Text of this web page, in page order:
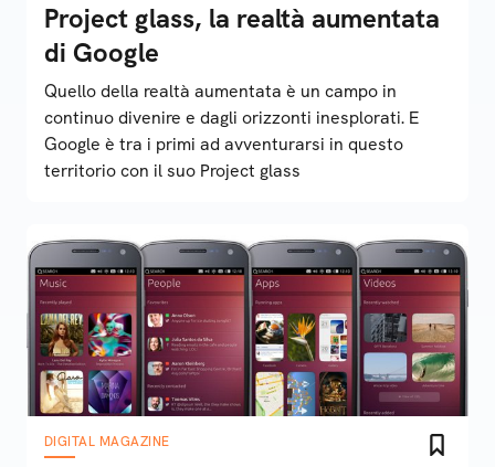
Project glass, la realtà aumentata
di Google
Quello della realtà aumentata è un campo in
continuo divenire e dagli orizzonti inesplorati. E
Google è tra i primi ad avventurarsi in questo
territorio con il suo Project glass
DIGITAL MAGAZINE